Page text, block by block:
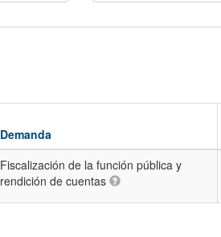
Demanda
Fiscalización de la función pública y
rendición de cuentas